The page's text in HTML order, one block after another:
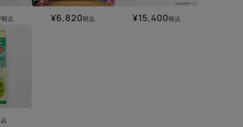
税込 ¥6,820税込 ¥15,400税込